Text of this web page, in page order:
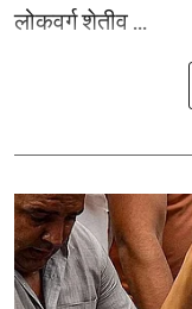
लोकवर्ग शेतीव ...